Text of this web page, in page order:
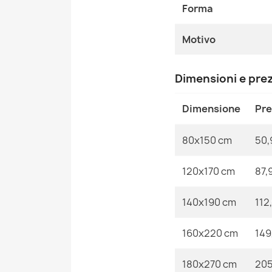
Forma
Motivo
Dimensioni e
Dimensione
80x150 cm
120x170 cm
140x190 cm
160x220 cm
180x270 cm